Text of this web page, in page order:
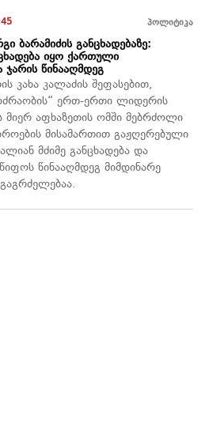
პოლიტიკა
ბარამიძის განცხადებაზე:
იყო ქართული
წინააღმდეგ
კახა კალაძის შეფასებით,
ერთ-ერთი ლიდერის
მიერ აფხაზეთის ომში მებრძოლი
მისამართით გაჟღერებული
მძიმე განცხადება და
წინააღმდეგ მიმდინარე